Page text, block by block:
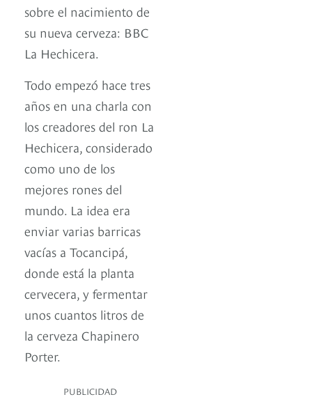
sobre el nacimiento de
su nueva cerveza: BBC
La Hechicera.
Todo empezó hace tres
años en una charla con
los creadores del ron La
Hechicera, considerado
como uno de los
mejores rones del
mundo. La idea era
enviar varias barricas
vacías a Tocancipá,
donde está la planta
cervecera, y fermentar
unos cuantos litros de
la cerveza Chapinero
Porter.
PUBLICIDAD